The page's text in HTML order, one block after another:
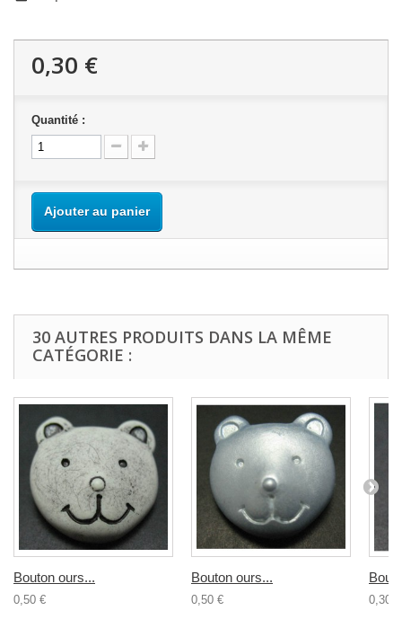
0,30 €
Quantité :
Ajouter au panier
30 AUTRES PRODUITS DANS LA MÊME
CATÉGORIE :
Bouton ours...
0,50 €
Bouton ours...
0,50 € 0,30 €